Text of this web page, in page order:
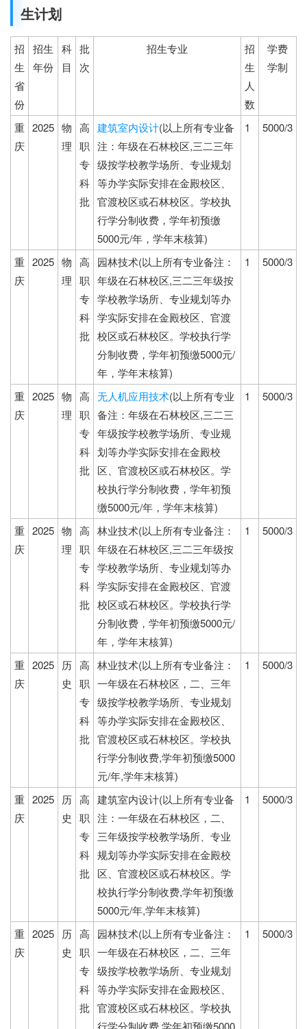
生计划
招
生
省
份
招生
年份
科
目
批
次
招生专业
招
生
人
数
学费
学制
重
庆
2025 物
理
高
职
专
科
批
建筑室内设计(以上所有专业备
注：年级在石林校区,三二三年
级按学校教学场所、专业规划
等办学实际安排在金殿校区、
官渡校区或石林校区。学校执
行学分制收费，学年初预缴
5000元/年，学年末核算)
1 5000/3
重
庆
2025 物
理
高
职
专
科
批
园林技术(以上所有专业备注：
年级在石林校区,三二三年级按
学校教学场所、专业规划等办
学实际安排在金殿校区、官渡
校区或石林校区。学校执行学
分制收费，学年初预缴5000元/
年，学年末核算)
1 5000/3
重
庆
2025 物
理
高
职
专
科
批
无人机应用技术(以上所有专业
备注：年级在石林校区,三二三
年级按学校教学场所、专业规
划等办学实际安排在金殿校
区、官渡校区或石林校区。学
校执行学分制收费，学年初预
缴5000元/年，学年末核算)
1 5000/3
重
庆
2025 物
理
高
职
专
科
批
林业技术(以上所有专业备注：
年级在石林校区,三二三年级按
学校教学场所、专业规划等办
学实际安排在金殿校区、官渡
校区或石林校区。学校执行学
分制收费，学年初预缴5000元/
年，学年末核算)
1 5000/3
重
庆
2025 历
史
高
职
专
科
批
林业技术(以上所有专业备注：
一年级在石林校区，二、三年
级按学校教学场所、专业规划
等办学实际安排在金殿校区、
官渡校区或石林校区。学校执
行学分制收费,学年初预缴5000
元/年,学年末核算)
1 5000/3
重
庆
2025 历
史
高
职
专
科
批
建筑室内设计(以上所有专业备
注：一年级在石林校区，二、
三年级按学校教学场所、专业
规划等办学实际安排在金殿校
区、官渡校区或石林校区。学
校执行学分制收费,学年初预缴
5000元/年,学年末核算)
1 5000/3
重
庆
2025 历
史
高
职
专
科
批
园林技术(以上所有专业备注：
一年级在石林校区，二、三年
级按学校教学场所、专业规划
等办学实际安排在金殿校区、
官渡校区或石林校区。学校执
1 5000/3